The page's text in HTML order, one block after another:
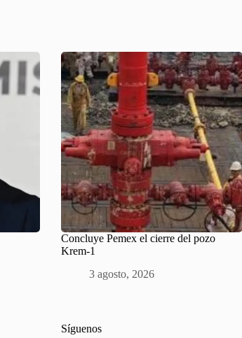
Concluye Pemex el cierre del pozo
Krem-1
3 agosto, 2026
Síguenos